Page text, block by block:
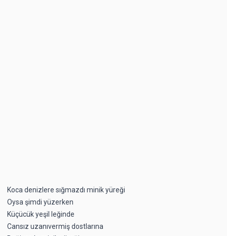
Koca denizlere sığmazdı minik yüreği
Oysa şimdi yüzerken
Küçücük yeşil leğinde
Cansız uzanıvermiş dostlarına